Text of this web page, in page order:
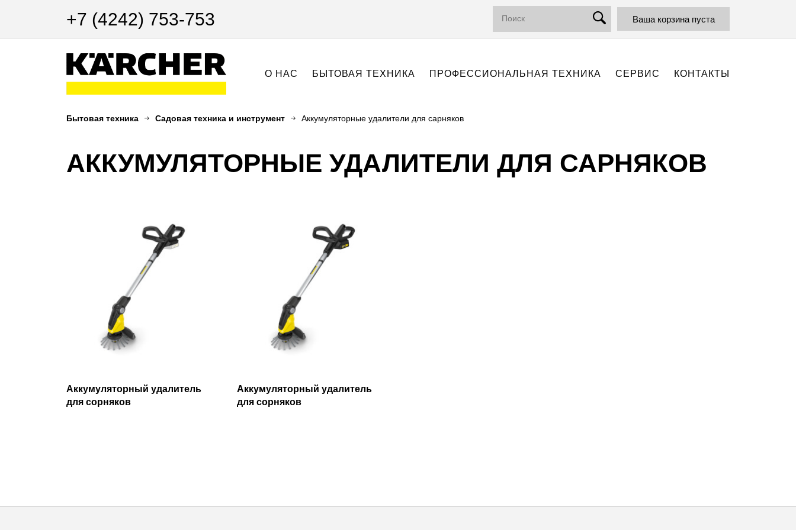
+7 (4242) 753-753 Ваша корзина пуста
О НАС БЫТОВАЯ ТЕХНИКА ПРОФЕССИОНАЛЬНАЯ ТЕХНИКА СЕРВИС КОНТАКТЫ
Бытовая техника Садовая техника и инструмент Аккумуляторные удалители для сарняков
АККУМУЛЯТОРНЫЕ УДАЛИТЕЛИ ДЛЯ САРНЯКОВ
Аккумуляторный удалитель
для сорняков
Аккумуляторный удалитель
для сорняков